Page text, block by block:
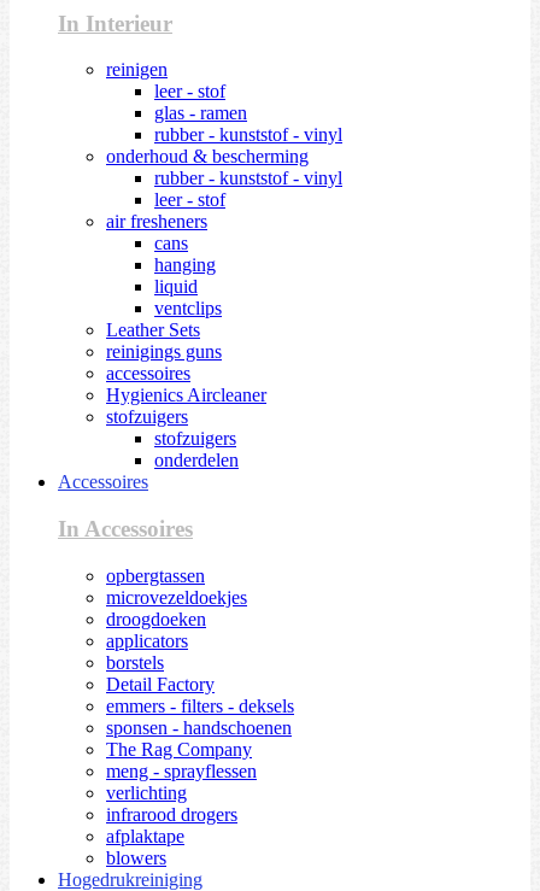
In Interieur
reinigen
leer - stof
glas - ramen
rubber - kunststof - vinyl
onderhoud & bescherming
rubber - kunststof - vinyl
leer - stof
air fresheners
cans
hanging
liquid
ventclips
Leather Sets
reinigings guns
accessoires
Hygienics Aircleaner
stofzuigers
stofzuigers
onderdelen
Accessoires
In Accessoires
opbergtassen
microvezeldoekjes
droogdoeken
applicators
borstels
Detail Factory
emmers - filters - deksels
sponsen - handschoenen
The Rag Company
meng - sprayflessen
verlichting
infrarood drogers
afplaktape
blowers
Hogedrukreiniging